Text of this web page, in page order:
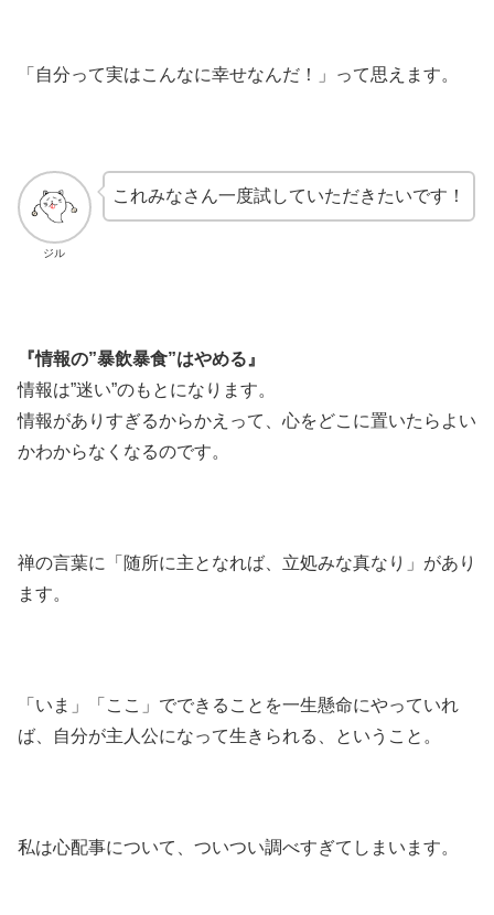
「自分って実はこんなに幸せなんだ！」って思えます。
ジル
これみなさん一度試していただきたいです！
『情報の”暴飲暴食”はやめる』
情報は”迷い”のもとになります。
情報がありすぎるからかえって、心をどこに置いたらよい
かわからなくなるのです。
禅の言葉に「随所に主となれば、立処みな真なり」があり
ます。
「いま」「ここ」でできることを一生懸命にやっていれ
ば、自分が主人公になって生きられる、ということ。
私は心配事について、ついつい調べすぎてしまいます。